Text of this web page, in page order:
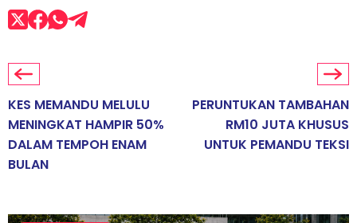
KES MEMANDU MELULU
MENINGKAT HAMPIR 50%
DALAM TEMPOH ENAM
BULAN
PERUNTUKAN TAMBAHAN
RM10 JUTA KHUSUS
UNTUK PEMANDU TEKSI